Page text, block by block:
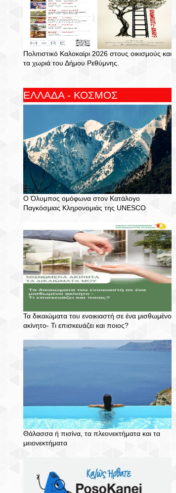
Πολιτιστικό Καλοκαίρι 2026 στους οικισμούς και
τα χωριά του Δήμου Ρεθύμνης.
ΕΛΛΑΔΑ - ΚΟΣΜΟΣ
Ο Όλυμπος ομόφωνα στον Κατάλογο
Παγκόσμιας Κληρονομιάς της UNESCO
Τα δικαιώματα του ενοικιαστή σε ένα μισθωμένο
ακίνητο- Τι επισκευάζει και ποιος?
Θάλασσα ή πισίνα, τα πλεονεκτήματα και τα
μειονεκτήματα